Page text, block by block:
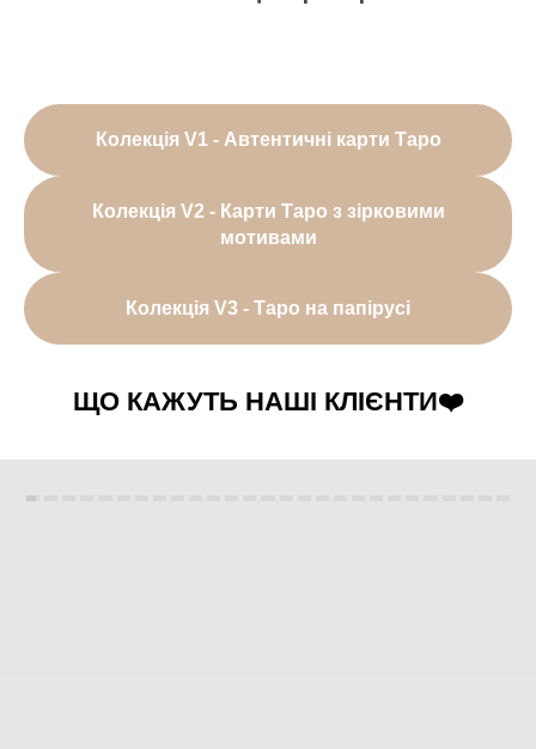
Колекція V1 - Автентичні карти Таро
Колекція V2 - Карти Таро з зірковими
мотивами
Колекція V3 - Таро на папірусі
ЩО КАЖУТЬ НАШІ КЛІЄНТИ❤️